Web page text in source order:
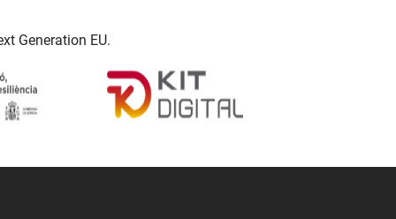
Generation EU.